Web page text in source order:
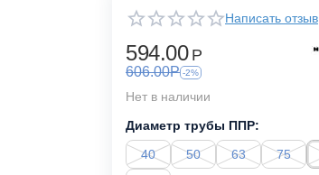
Написать отзыв
594.00 Р
606.00Р -2%
Нет в наличии
Диаметр трубы ППР:
40
50 63 75